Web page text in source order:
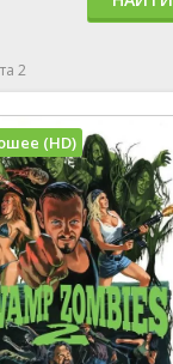
2
(HD)